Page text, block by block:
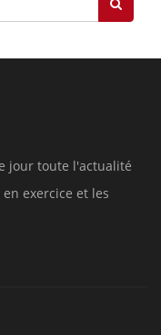
jour toute l'actualité
exercice et les